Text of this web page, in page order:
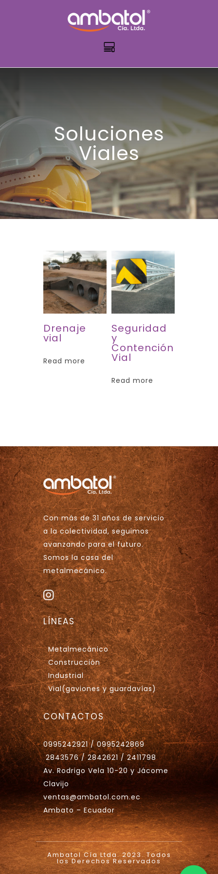
Soluciones
Viales
Drenaje
vial
Read more
Seguridad
y
Contención
Vial
Read more
Con más de 31 años de servicio
a la colectividad, seguimos
avanzando para el futuro.
Somos la casa del
metalmecánico.
LÍNEAS
Metalmecánico
Construcción
Industrial
Vial(gaviones y guardavías)
CONTACTOS
0995242921 / 0995242869
2843576 / 2842621 / 2411798
Av. Rodrigo Vela 10-20 y Jácome
Clavijo
ventas@ambatol.com.ec
Ambato – Ecuador
Ambatol Cía Ltda. 2023. Todos
los Derechos Reservados